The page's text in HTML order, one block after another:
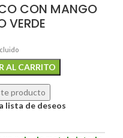
CON MANGO
VERDE
AL CARRITO
producto
lista de deseos